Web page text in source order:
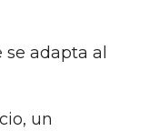
adapta al
un